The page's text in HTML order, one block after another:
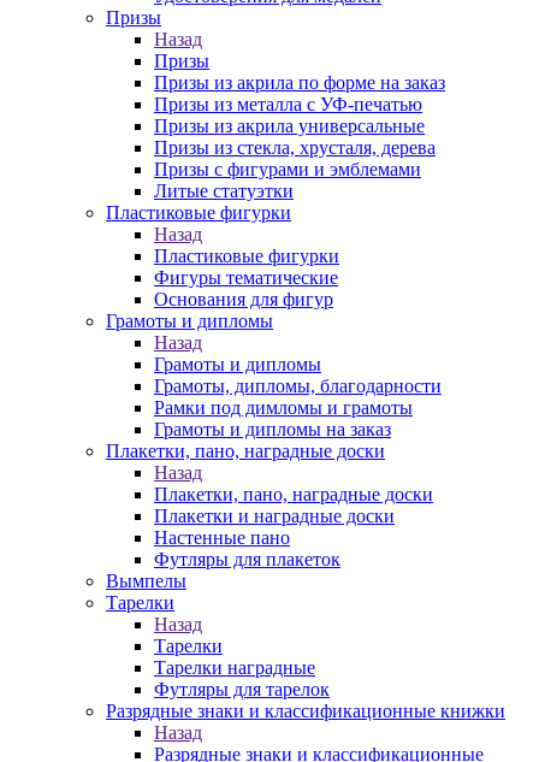
Призы
Назад
Призы
Призы из акрила по форме на заказ
Призы из металла с УФ-печатью
Призы из акрила универсальные
Призы из стекла, хрусталя, дерева
Призы с фигурами и эмблемами
Литые статуэтки
Пластиковые фигурки
Назад
Пластиковые фигурки
Фигуры тематические
Основания для фигур
Грамоты и дипломы
Назад
Грамоты и дипломы
Грамоты, дипломы, благодарности
Рамки под димломы и грамоты
Грамоты и дипломы на заказ
Плакетки, пано, наградные доски
Назад
Плакетки, пано, наградные доски
Плакетки и наградные доски
Настенные пано
Футляры для плакеток
Вымпелы
Тарелки
Назад
Тарелки
Тарелки наградные
Футляры для тарелок
Разрядные знаки и классификационные книжки
Назад
Разрядные знаки и классификационные